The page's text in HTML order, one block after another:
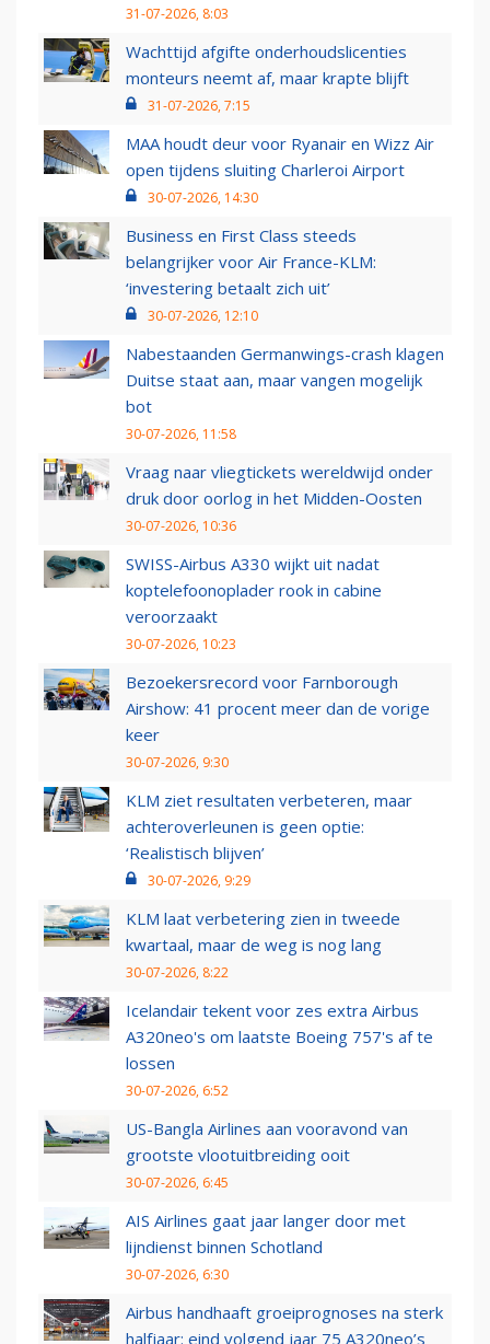
31-07-2026, 8:03
Wachttijd afgifte onderhoudslicenties
monteurs neemt af, maar krapte blijft
31-07-2026, 7:15
MAA houdt deur voor Ryanair en Wizz Air
open tijdens sluiting Charleroi Airport
30-07-2026, 14:30
Business en First Class steeds
belangrijker voor Air France-KLM:
‘investering betaalt zich uit’
30-07-2026, 12:10
Nabestaanden Germanwings-crash klagen
Duitse staat aan, maar vangen mogelijk
bot
30-07-2026, 11:58
Vraag naar vliegtickets wereldwijd onder
druk door oorlog in het Midden-Oosten
30-07-2026, 10:36
SWISS-Airbus A330 wijkt uit nadat
koptelefoonoplader rook in cabine
veroorzaakt
30-07-2026, 10:23
Bezoekersrecord voor Farnborough
Airshow: 41 procent meer dan de vorige
keer
30-07-2026, 9:30
KLM ziet resultaten verbeteren, maar
achteroverleunen is geen optie:
‘Realistisch blijven’
30-07-2026, 9:29
KLM laat verbetering zien in tweede
kwartaal, maar de weg is nog lang
30-07-2026, 8:22
Icelandair tekent voor zes extra Airbus
A320neo's om laatste Boeing 757's af te
lossen
30-07-2026, 6:52
US-Bangla Airlines aan vooravond van
grootste vlootuitbreiding ooit
30-07-2026, 6:45
AIS Airlines gaat jaar langer door met
lijndienst binnen Schotland
30-07-2026, 6:30
Airbus handhaaft groeiprognoses na sterk
halfjaar: eind volgend jaar 75 A320neo’s